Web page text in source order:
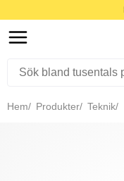
Hem Produkter Teknik